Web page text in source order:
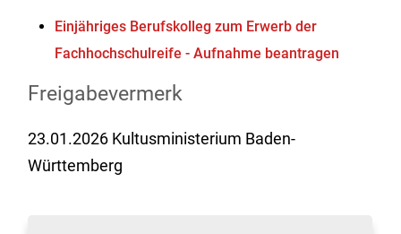
Einjähriges Berufskolleg zum Erwerb der
Fachhochschulreife - Aufnahme beantragen
Freigabevermerk
23.01.2026 Kultusministerium Baden-
Württemberg